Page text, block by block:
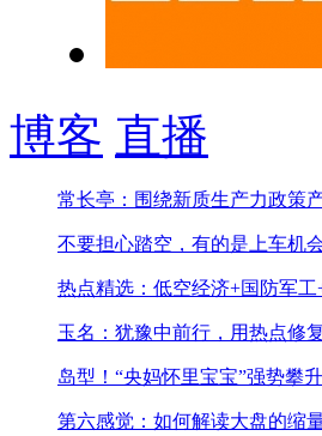
博客 直播
常长亭：围绕新质生产力政策
不要担心踏空，有的是上车机
热点精选：低空经济+国防军工
玉名：犹豫中前行，用热点修
岛型！“央妈怀里宝宝”强势攀
第六感觉：如何解读大盘的缩